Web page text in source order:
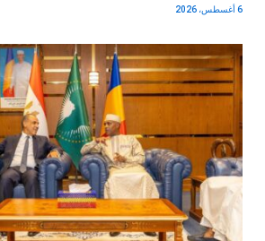
6 أغسطس، 2026